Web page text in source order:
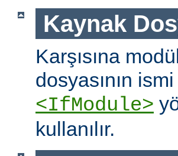
Kaynak
Karşısına
dosyasının
<IfModule>
kullanılır.